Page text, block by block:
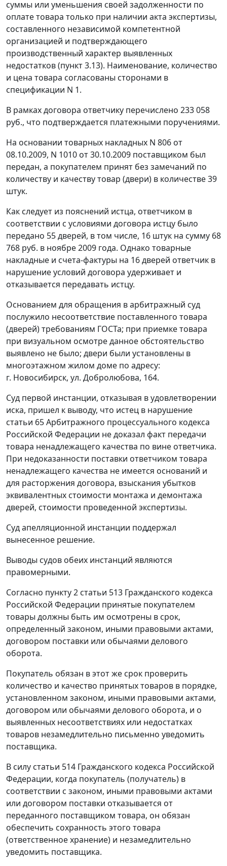
суммы или уменьшения своей задолженности по
оплате товара только при наличии акта экспертизы,
составленного независимой компетентной
организацией и подтверждающего
производственный характер выявленных
недостатков (пункт 3.13). Наименование, количество
и цена товара согласованы сторонами в
спецификации N 1.
В рамках договора ответчику перечислено 233 058
руб., что подтверждается платежными поручениями.
На основании товарных накладных N 806 от
08.10.2009, N 1010 от 30.10.2009 поставщиком был
передан, а покупателем принят без замечаний по
количеству и качеству товар (двери) в количестве 39
штук.
Как следует из пояснений истца, ответчиком в
соответствии с условиями договора истцу было
передано 55 дверей, в том числе, 16 штук на сумму 68
768 руб. в ноябре 2009 года. Однако товарные
накладные и счета-фактуры на 16 дверей ответчик в
нарушение условий договора удерживает и
отказывается передавать истцу.
Основанием для обращения в арбитражный суд
послужило несоответствие поставленного товара
(дверей) требованиям ГОСТа; при приемке товара
при визуальном осмотре данное обстоятельство
выявлено не было; двери были установлены в
многоэтажном жилом доме по адресу:
г. Новосибирск, ул. Добролюбова, 164.
Суд первой инстанции, отказывая в удовлетворении
иска, пришел к выводу, что истец в нарушение
статьи 65Арбитражного процессуального кодекса
Российской Федерации не доказал факт передачи
товара ненадлежащего качества по вине ответчика.
При недоказанности поставки ответчиком товара
ненадлежащего качества не имеется оснований и
для расторжения договора, взыскания убытков
эквивалентных стоимости монтажа и демонтажа
дверей, стоимости проведенной экспертизы.
Суд апелляционной инстанции поддержал
вынесенное решение.
Выводы судов обеих инстанций являются
правомерными.
Согласно пункту 2 статьи 513 Гражданского кодекса
Российской Федерации принятые покупателем
товары должны быть им осмотрены в срок,
определенный законом, иными правовыми актами,
договором поставки или обычаями делового
оборота.
Покупатель обязан в этот же срок проверить
количество и качество принятых товаров в порядке,
установленном законом, иными правовыми актами,
договором или обычаями делового оборота, и о
выявленных несоответствиях или недостатках
товаров незамедлительно письменно уведомить
поставщика.
В силу статьи 514 Гражданского кодекса Российской
Федерации, когда покупатель (получатель) в
соответствии с законом, иными правовыми актами
или договором поставки отказывается от
переданного поставщиком товара, он обязан
обеспечить сохранность этого товара
(ответственное хранение) и незамедлительно
уведомить поставщика.